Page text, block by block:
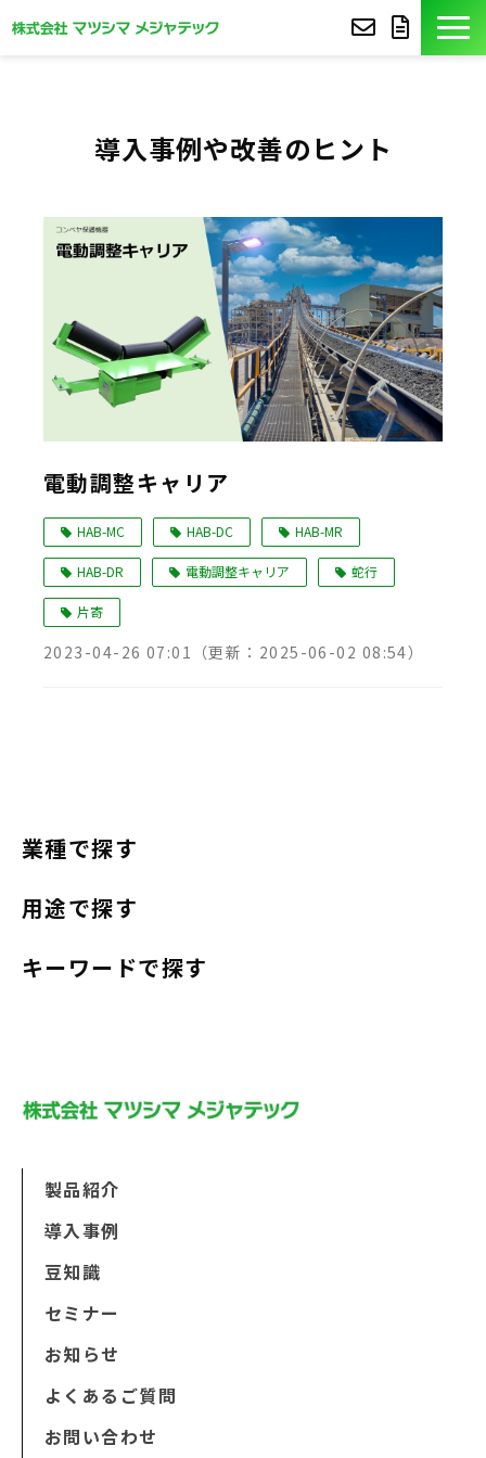
セミナー
よくあるご質問
Language
導入事例や改善のヒント
電動調整キャリア
HAB-MC HAB-DC HAB-MR
HAB-DR 電動調整キャリア 蛇行
片寄
2023-04-26 07:01 （更新： 2025-06-02 08:54）
業種で探す
用途で探す
キーワードで探す
製品紹介
導入事例
豆知識
セミナー
お知らせ
よくあるご質問
お問い合わせ